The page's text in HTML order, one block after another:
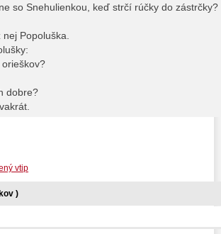
so Snehulienkou, keď strčí rúčky do zástrčky?
Popoluška.
dobre?
vtip
)